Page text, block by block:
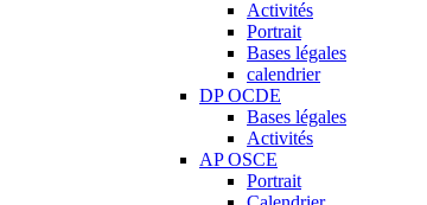
Activités
Portrait
Bases légales
calendrier
DP OCDE
Bases légales
Activités
AP OSCE
Portrait